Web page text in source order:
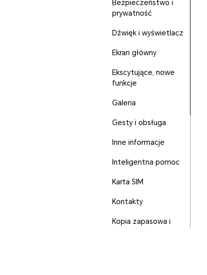
Bezpieczeństwo i
prywatność
Dźwięk i wyświetlacz
Ekran główny
Ekscytujące, nowe
funkcje
Galeria
Gesty i obsługa
Inne informacje
Inteligentna pomoc
Karta SIM
Kontakty
Kopia zapasowa i